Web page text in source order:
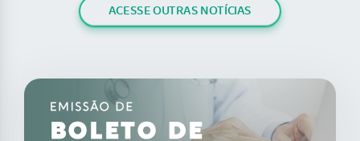
ACESSE OUTRAS NOTÍCIAS